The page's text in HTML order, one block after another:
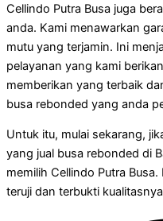
Cellindo Putra Busa juga
anda. Kami menawarkan
mutu yang terjamin. Ini
pelayanan yang kami
memberikan yang terbaik
busa rebonded yang anda
Untuk itu, mulai sekarang,
yang jual busa rebonded di
memilih Cellindo Putra
teruji dan terbukti